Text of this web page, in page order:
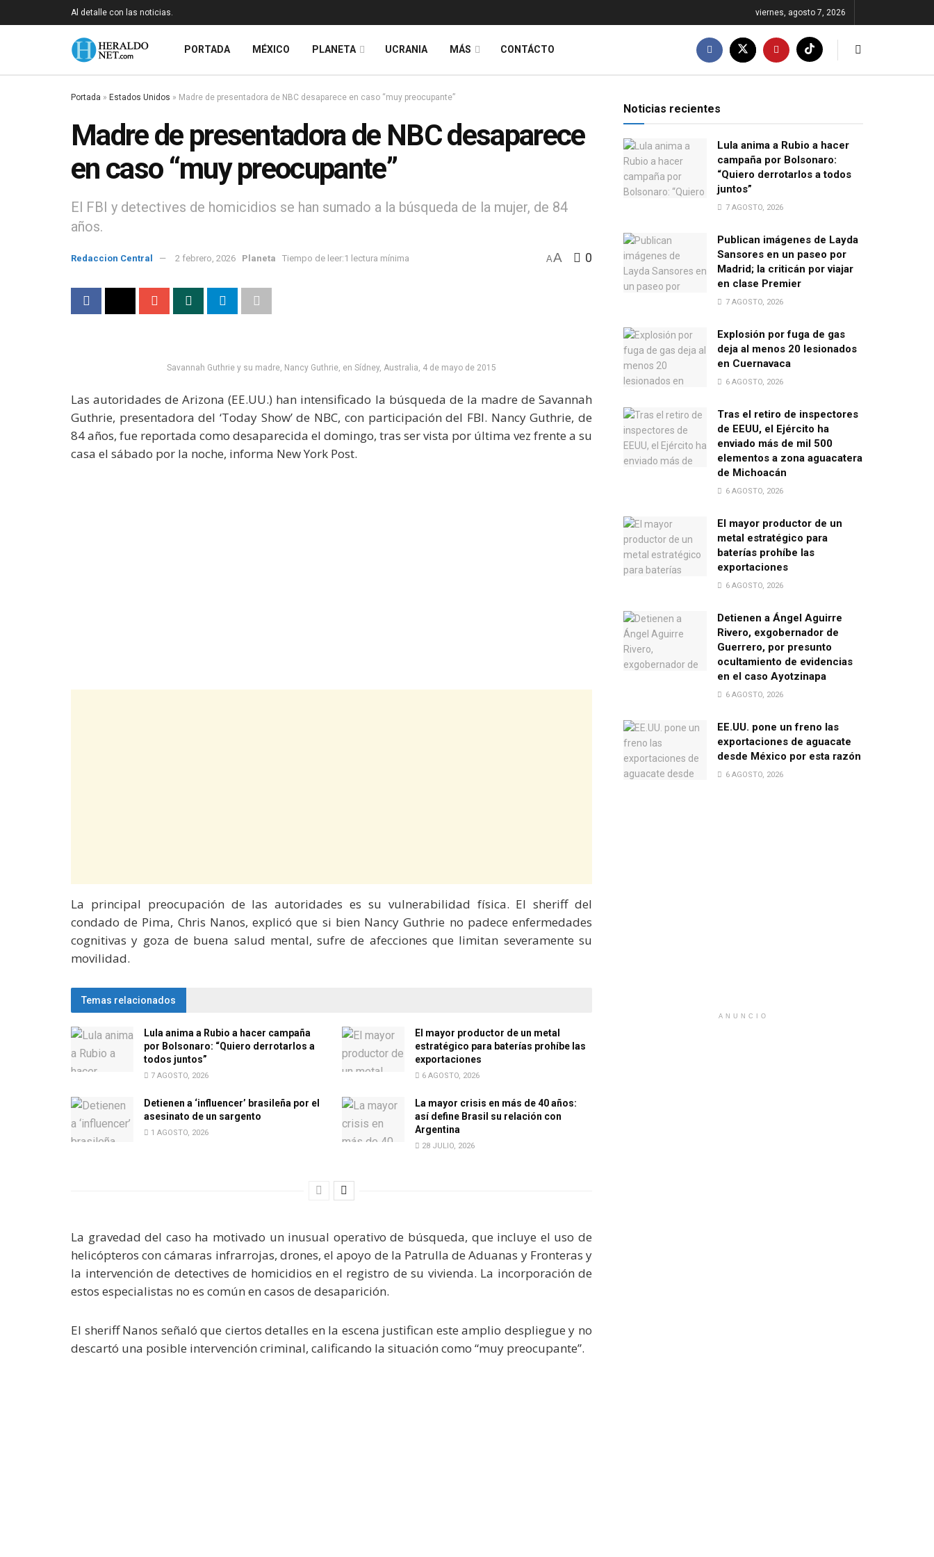
Al detalle con las noticias. viernes, agosto 7, 2026
PORTADA MÉXICO PLANETA UCRANIA MÁS CONTÁCTO
Portada » Estados Unidos » Madre de presentadora de NBC desaparece en caso “muy preocupante”
Madre de presentadora de NBC desaparece
en caso “muy preocupante”
El FBI y detectives de homicidios se han sumado a la búsqueda de la mujer, de 84
años.
Redaccion Central 2 febrero, 2026 Planeta Tiempo de leer:1 lectura mínima AA 0
Savannah Guthrie y su madre, Nancy Guthrie, en Sídney, Australia, 4 de mayo de 2015
Las autoridades de Arizona (EE.UU.) han intensificado la búsqueda de la madre de Savannah
Guthrie, presentadora del ‘Today Show’ de NBC, con participación del FBI. Nancy Guthrie, de
84 años, fue reportada como desaparecida el domingo, tras ser vista por última vez frente a su
casa el sábado por la noche, informa New York Post.
La principal preocupación de las autoridades es su vulnerabilidad física. El sheriff del
condado de Pima, Chris Nanos, explicó que si bien Nancy Guthrie no padece enfermedades
cognitivas y goza de buena salud mental, sufre de afecciones que limitan severamente su
movilidad.
Temas relacionados
Lula anima a Rubio a hacer campaña
por Bolsonaro: “Quiero derrotarlos a
todos juntos”
7 AGOSTO, 2026
El mayor productor de un metal
estratégico para baterías prohíbe las
exportaciones
6 AGOSTO, 2026
Detienen a ‘influencer’ brasileña por el
asesinato de un sargento
1 AGOSTO, 2026
La mayor crisis en más de 40 años:
así define Brasil su relación con
Argentina
28 JULIO, 2026
La gravedad del caso ha motivado un inusual operativo de búsqueda, que incluye el uso de
helicópteros con cámaras infrarrojas, drones, el apoyo de la Patrulla de Aduanas y Fronteras y
la intervención de detectives de homicidios en el registro de su vivienda. La incorporación de
estos especialistas no es común en casos de desaparición.
El sheriff Nanos señaló que ciertos detalles en la escena justifican este amplio despliegue y no
descartó una posible intervención criminal, calificando la situación como “muy preocupante”.
Noticias recientes
Lula anima a Rubio a hacer
campaña por Bolsonaro:
“Quiero derrotarlos a todos
juntos”
7 AGOSTO, 2026
Publican imágenes de Layda
Sansores en un paseo por
Madrid; la criticán por viajar
en clase Premier
7 AGOSTO, 2026
Explosión por fuga de gas
deja al menos 20 lesionados
en Cuernavaca
6 AGOSTO, 2026
Tras el retiro de inspectores
de EEUU, el Ejército ha
enviado más de mil 500
elementos a zona aguacatera
de Michoacán
6 AGOSTO, 2026
El mayor productor de un
metal estratégico para
baterías prohíbe las
exportaciones
6 AGOSTO, 2026
Detienen a Ángel Aguirre
Rivero, exgobernador de
Guerrero, por presunto
ocultamiento de evidencias
en el caso Ayotzinapa
6 AGOSTO, 2026
EE.UU. pone un freno las
exportaciones de aguacate
desde México por esta razón
6 AGOSTO, 2026
ANUNCIO